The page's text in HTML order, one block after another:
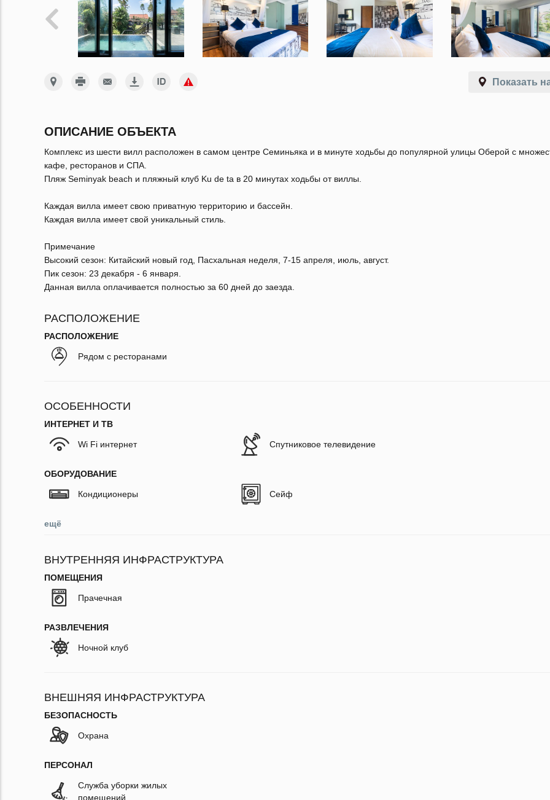
Показать
ОПИСАНИЕ ОБЪЕКТА
Комплекс из шести вилл расположен в самом центре Семиньяка и в минуте ходьбы до популярной улицы Оберой с
кафе, ресторанов и СПА.
Пляж Seminyak beach и пляжный клуб Ku de ta в 20 минутах ходьбы от виллы.
Каждая вилла имеет свою приватную территорию и бассейн.
Каждая вилла имеет свой уникальный стиль.
Примечание
Высокий сезон: Китайский новый год, Пасхальная неделя, 7-15 апреля, июль, август.
Пик сезон: 23 декабря - 6 января.
Данная вилла оплачивается полностью за 60 дней до заезда.
РАСПОЛОЖЕНИЕ
РАСПОЛОЖЕНИЕ
Рядом с ресторанами
ОСОБЕННОСТИ
ИНТЕРНЕТ И ТВ
Wi Fi интернет Спутниковое телевидение
ОБОРУДОВАНИЕ
Кондиционеры Сейф
ещё
ВНУТРЕННЯЯ ИНФРАСТРУКТУРА
ПОМЕЩЕНИЯ
Прачечная
РАЗВЛЕЧЕНИЯ
Ночной клуб
ВНЕШНЯЯ ИНФРАСТРУКТУРА
БЕЗОПАСНОСТЬ
Охрана
ПЕРСОНАЛ
Служба уборки жилых
помещений